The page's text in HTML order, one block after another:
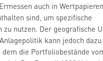
auch in
sind, um spezifische
nutzen. Der geografische
kann jedoch
dem die Portfoliobestände